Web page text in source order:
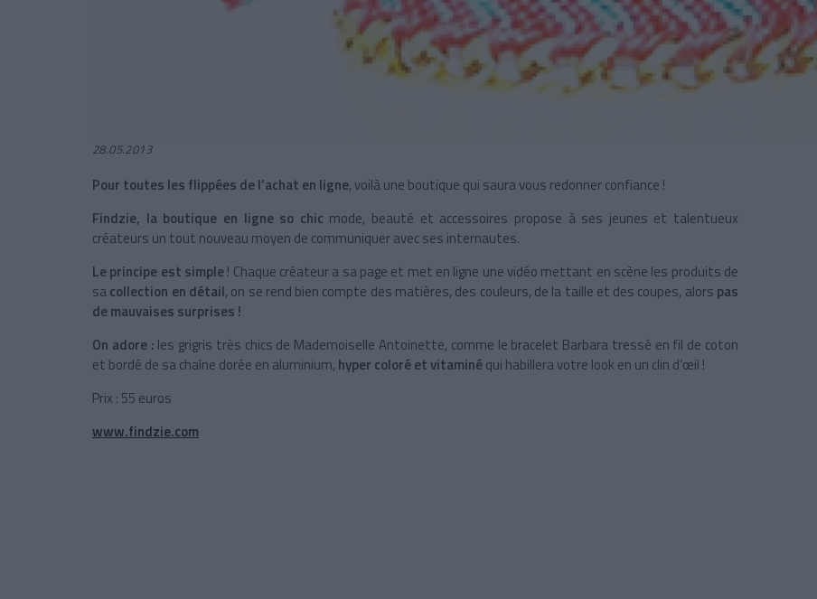
28.05.2013
Pour toutes les flippées de l’achat en ligne, voilà une boutique qui saura vous redonner confiance !
Findzie, la boutique en ligne so chic mode, beauté et accessoires propose à ses jeunes et talentueux
créateurs un tout nouveau moyen de communiquer avec ses internautes.
Le principe est simple! Chaque créateur a sa page et met en ligne une vidéo mettant en scène les produits de
sacollection en détail, on se rend bien compte des matières, des couleurs, de la taille et des coupes, alors pas
de mauvaises surprises !
On adore : les grigris très chics de Mademoiselle Antoinette, comme le bracelet Barbara tressé en fil de coton
et bordé de sa chaîne dorée en aluminium, hyper coloré etvitaminéqui habillera votre look en un clin d’œil !
Prix : 55 euros
www.findzie.com